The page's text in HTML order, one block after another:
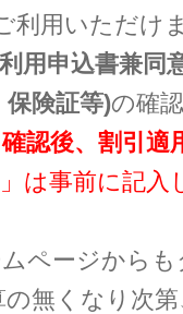
利用いただけ
利用申込書兼同
保険証等)の確
認後、割引適
は事前に記入
ページから
無くなり次